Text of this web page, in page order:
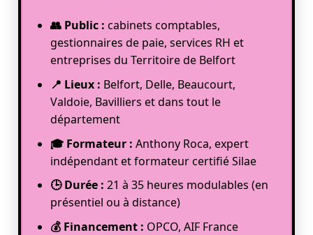
👥 Public : cabinets comptables,
gestionnaires de paie, services RH et
entreprises du Territoire de Belfort
📍 Lieux : Belfort, Delle, Beaucourt,
Valdoie, Bavilliers et dans tout le
département
🎓 Formateur : Anthony Roca, expert
indépendant et formateur certifié Silae
🕒 Durée : 21 à 35 heures modulables (en
présentiel ou à distance)
💰 Financement : OPCO, AIF France